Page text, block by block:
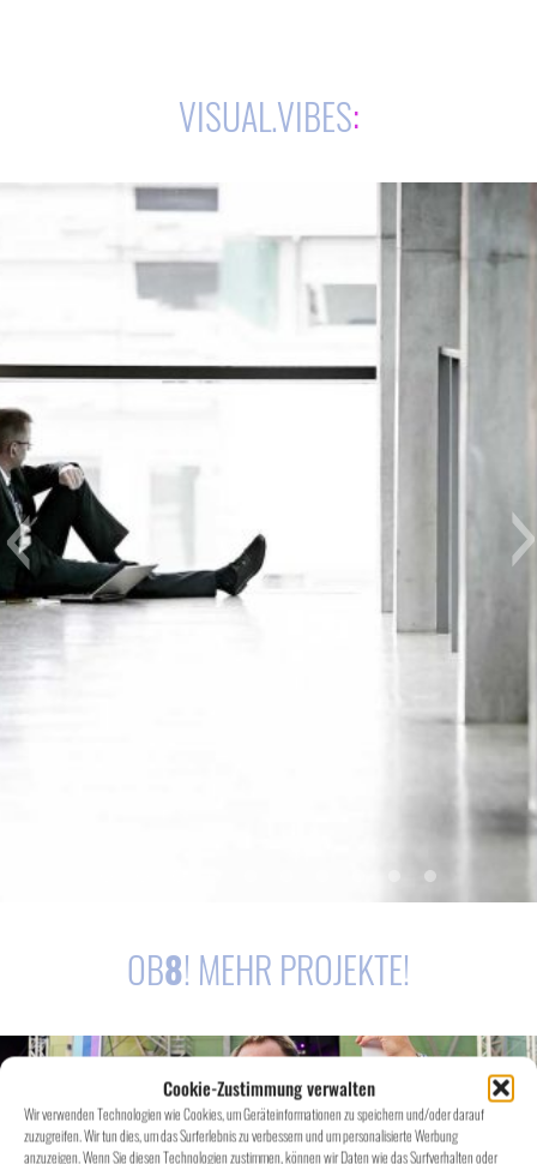
Cookie-Zustimmung verwalten
Wir verwenden Technologien wie Cookies, um Geräteinformationen zu speichern und/oder darauf
zuzugreifen. Wir tun dies, um das Surferlebnis zu verbessern und um personalisierte Werbung
anzuzeigen. Wenn Sie diesen Technologien zustimmen, können wir Daten wie das Surfverhalten oder
VISUAL.VIBES:
OB8! MEHR PROJEKTE!